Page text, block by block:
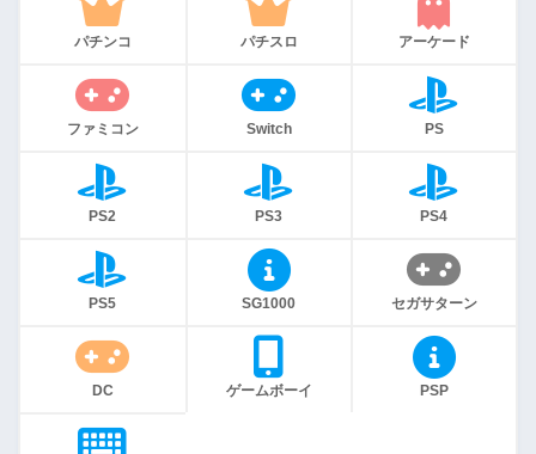
パチンコ パチスロ アーケード
ファミコン Switch PS
PS2 PS3 PS4
PS5 SG1000 セガサターン
DC ゲームボーイ PSP